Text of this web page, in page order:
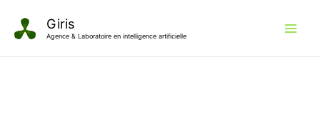
contenu
Giris
Agence & Laboratoire en intelligence artificielle